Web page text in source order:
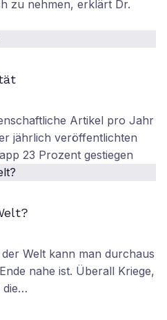
zu nehmen, erklärt Dr.
Artikel pro Jahr
jährlich veröffentlichten
23 Prozent gestiegen
Welt kann man durchaus
nahe ist. Überall Kriege,
die…